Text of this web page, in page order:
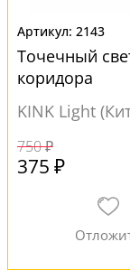
2143
Точечный
коридора
KINK Light
750 ₽
375 ₽